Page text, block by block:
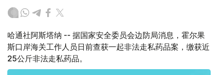
哈通社阿斯塔纳 -- 据国家安全委员会边防局消息，霍尔果
斯口岸海关工作人员日前查获一起非法走私药品案，缴获近
25公斤非法走私药品。